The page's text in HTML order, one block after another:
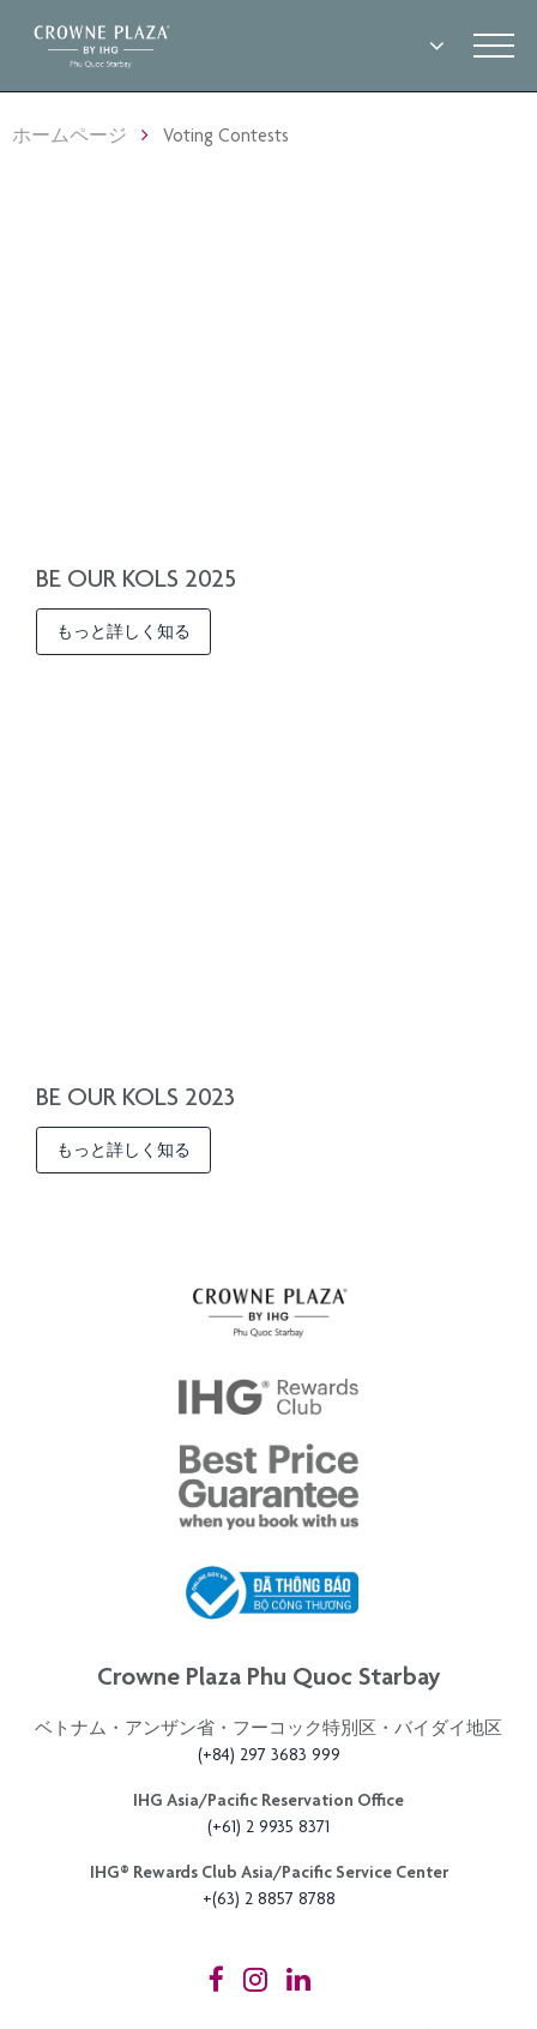
ホームページ Voting Contests
BE OUR KOLS 2025
もっと詳しく知る
BE OUR KOLS 2023
もっと詳しく知る
Crowne Plaza Phu Quoc Starbay
ベトナム・アンザン省・フーコック特別区・バイダイ地区
(+84) 297 3683 999
IHG Asia/Pacific Reservation Office
(+61) 2 9935 8371
IHG®️ Rewards Club Asia/Pacific Service Center
+(63) 2 8857 8788